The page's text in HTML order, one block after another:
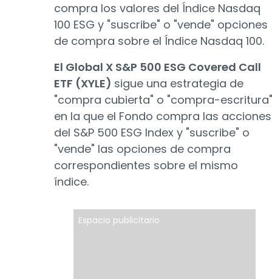
compra los valores del Índice Nasdaq
100 ESG y "suscribe" o "vende" opciones
de compra sobre el Índice Nasdaq 100.
El Global X S&P 500 ESG Covered Call
ETF (XYLE) sigue una estrategia de
"compra cubierta" o "compra-
en la que el Fondo compra las acciones
del S&P 500 ESG Index y "suscribe" o
"vende" las opciones de compra
correspondientes sobre el mismo
índice.
Espacio publicitario